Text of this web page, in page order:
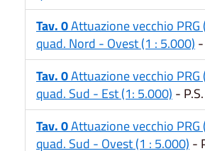
Tav. 0Attuazione vecchio
quad. Nord - Ovest (1 : 5.000)
Tav. 0Attuazione vecchio
quad. Sud - Est (1: 5.000) -
Tav. 0Attuazione vecchio
quad. Sud - Ovest (1 : 5.000) -